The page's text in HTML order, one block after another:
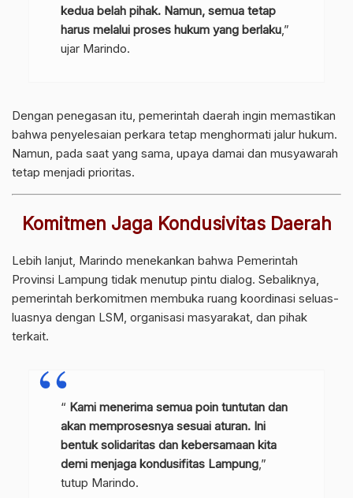
kedua belah pihak. Namun, semua tetap
harus melalui proses hukum yang berlaku,”
ujar Marindo.
Dengan penegasan itu, pemerintah daerah ingin memastikan
bahwa penyelesaian perkara tetap menghormati jalur hukum.
Namun, pada saat yang sama, upaya damai dan musyawarah
tetap menjadi prioritas.
Komitmen Jaga Kondusivitas Daerah
Lebih lanjut, Marindo menekankan bahwa Pemerintah
Provinsi Lampung tidak menutup pintu dialog. Sebaliknya,
pemerintah berkomitmen membuka ruang koordinasi seluas-
luasnya dengan LSM, organisasi masyarakat, dan pihak
terkait.
“ Kami menerima semua poin tuntutan dan
akan memprosesnya sesuai aturan. Ini
bentuk solidaritas dan kebersamaan kita
demi menjaga kondusifitas Lampung,”
tutup Marindo.